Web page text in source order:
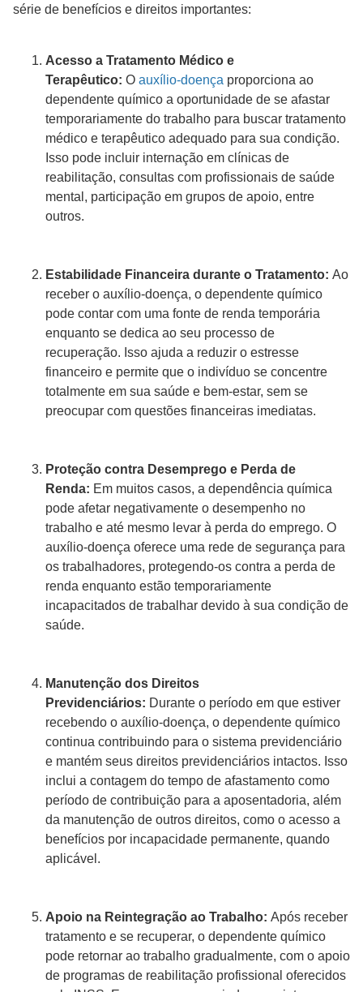
série de benefícios e direitos importantes:
Acesso a Tratamento Médico e
Terapêutico: O auxílio-doença proporciona ao
dependente químico a oportunidade de se afastar
temporariamente do trabalho para buscar tratamento
médico e terapêutico adequado para sua condição.
Isso pode incluir internação em clínicas de
reabilitação, consultas com profissionais de saúde
mental, participação em grupos de apoio, entre
outros.
Estabilidade Financeira durante o Tratamento: Ao
receber o auxílio-doença, o dependente químico
pode contar com uma fonte de renda temporária
enquanto se dedica ao seu processo de
recuperação. Isso ajuda a reduzir o estresse
financeiro e permite que o indivíduo se concentre
totalmente em sua saúde e bem-estar, sem se
preocupar com questões financeiras imediatas.
Proteção contra Desemprego e Perda de
Renda: Em muitos casos, a dependência química
pode afetar negativamente o desempenho no
trabalho e até mesmo levar à perda do emprego. O
auxílio-doença oferece uma rede de segurança para
os trabalhadores, protegendo-os contra a perda de
renda enquanto estão temporariamente
incapacitados de trabalhar devido à sua condição de
saúde.
Manutenção dos Direitos
Previdenciários: Durante o período em que estiver
recebendo o auxílio-doença, o dependente químico
continua contribuindo para o sistema previdenciário
e mantém seus direitos previdenciários intactos. Isso
inclui a contagem do tempo de afastamento como
período de contribuição para a aposentadoria, além
da manutenção de outros direitos, como o acesso a
benefícios por incapacidade permanente, quando
aplicável.
Apoio na Reintegração ao Trabalho: Após receber
tratamento e se recuperar, o dependente químico
pode retornar ao trabalho gradualmente, com o apoio
de programas de reabilitação profissional oferecidos